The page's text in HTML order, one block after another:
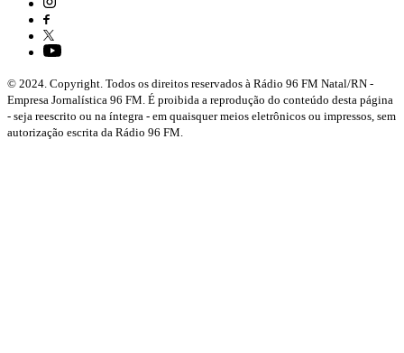
© 2024. Copyright. Todos os direitos reservados à Rádio 96 FM Natal/RN -
Empresa Jornalística 96 FM. É proibida a reprodução do conteúdo desta página
- seja reescrito ou na íntegra - em quaisquer meios eletrônicos ou impressos, sem
autorização escrita da Rádio 96 FM.